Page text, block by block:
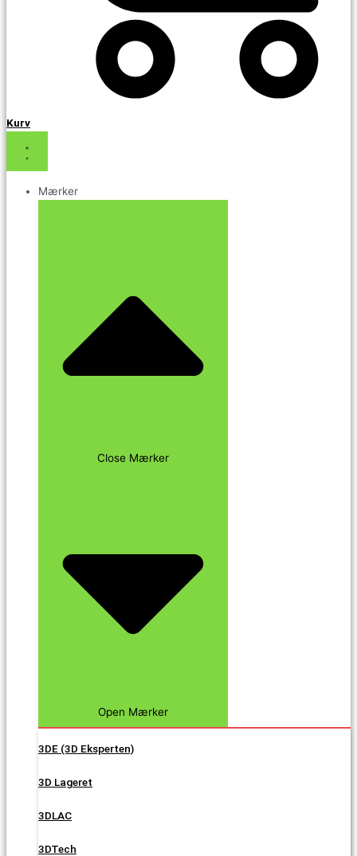
Kurv
Mærker
Close Mærker
Open Mærker
3DE (3D Eksperten)
3D Lageret
3DLAC
3DTech